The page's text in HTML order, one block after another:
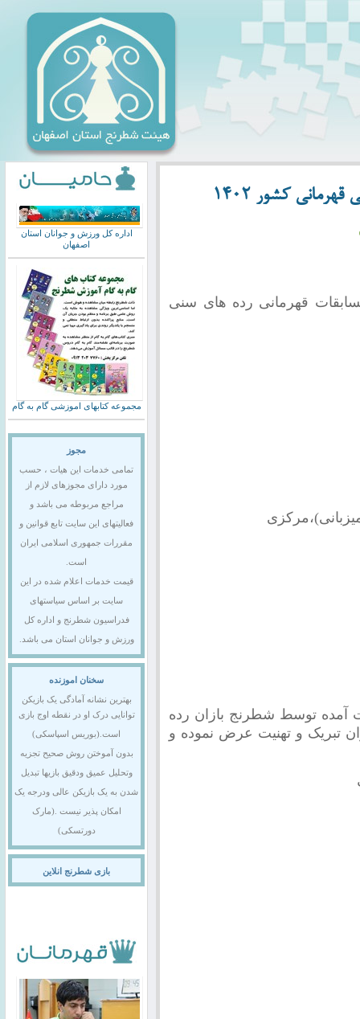
کشور ۱۴۰۲
قهرمانی رده های سنی
آمده توسط شطرنج بازان رده
تبریک و تهنیت عرض نموده و
اداره کل ورزش و جوانان استان
اصفهان
مجموعه کتابهای اموزشی گام به گام
مجوز
تمامی خدمات این هیات ، حسب
مورد دارای مجوزهای لازم از
مراجع مربوطه می باشد و
فعالیتهای این سایت تابع قوانین و
مقررات جمهوری اسلامی ایران
است.
قیمت خدمات اعلام شده در این
سایت بر اساس سیاستهای
فدراسیون شطرنج و اداره کل
ورزش و جوانان استان می باشد.
سخنان اموزنده
بهترین نشانه آمادگی یک بازیکن
توانایی درک او در نقطه اوج بازی
است.(بوریس اسپاسکی)
بدون آموختن روش صحیح تجزیه
وتحلیل عمیق ودقیق بازیها تبدیل
شدن به یک بازیکن عالی ودرجه یک
امکان پذیر نیست .(مارک
دورتسکی)
بازی شطرنج انلاین